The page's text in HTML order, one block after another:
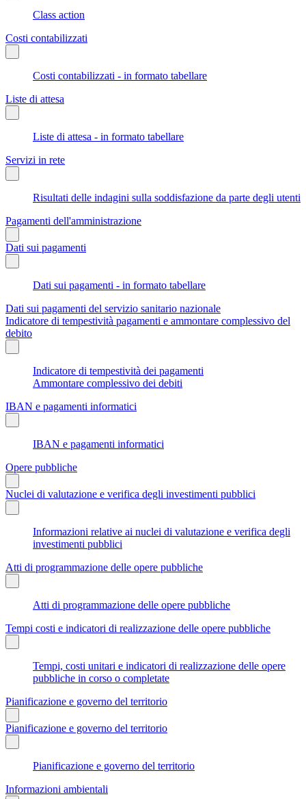
Class action
Costi contabilizzati
Costi contabilizzati - in formato tabellare
Liste di attesa
Liste di attesa - in formato tabellare
Servizi in rete
Risultati delle indagini sulla soddisfazione da parte degli utenti
Pagamenti dell'amministrazione
Dati sui pagamenti
Dati sui pagamenti - in formato tabellare
Dati sui pagamenti del servizio sanitario nazionale
Indicatore di tempestività pagamenti e ammontare complessivo del
debito
Indicatore di tempestività dei pagamenti
Ammontare complessivo dei debiti
IBAN e pagamenti informatici
IBAN e pagamenti informatici
Opere pubbliche
Nuclei di valutazione e verifica degli investimenti pubblici
Informazioni relative ai nuclei di valutazione e verifica degli
investimenti pubblici
Atti di programmazione delle opere pubbliche
Atti di programmazione delle opere pubbliche
Tempi costi e indicatori di realizzazione delle opere pubbliche
Tempi, costi unitari e indicatori di realizzazione delle opere
pubbliche in corso o completate
Pianificazione e governo del territorio
Pianificazione e governo del territorio
Pianificazione e governo del territorio
Informazioni ambientali